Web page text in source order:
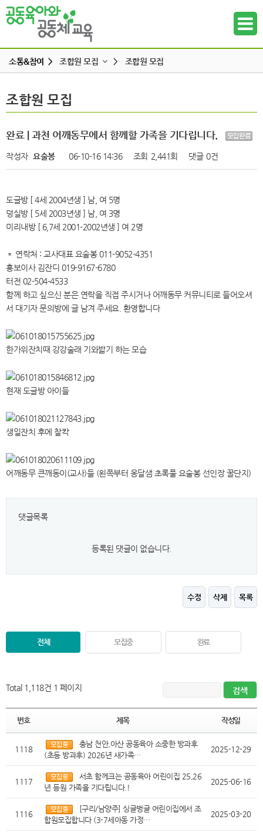
하위메뉴
하위메뉴
소통&참여 > 조합원 모집 >
공동육아 ing
터전 소식
교사모집/교사구직
알리고 싶어요
나도 한마디
조합원 모집
조합원 모집
완료 | 과천 어깨동무에서 함께할 가족을 기다립니다.
작성자 요술봉 06-10-16 14:36 조회 2,441회 댓글 0건
도글방 [ 4세 2004년생 ] 남, 여 5명
덩실방 [ 5세 2003년생 ] 남, 여 3명
미리내방 [ 6,7세 2001-2002년생 ] 여 2명
＊ 연락처 : 교사대표 요술봉 011-9052-4351
홍보이사 김잔디 019-9167-6780
터전 02-504-4533
함께 하고 싶으신 분은 연락을 직접 주시거나 어깨동무 커뮤니티로 들어오셔
서 대기자 문의방에 글 남겨 주세요. 환영합니다
한가위잔치때 강강술래 기와밟기 하는 모습
현재 도글방 아이들
생일잔치 후에 찰칵
어깨동무 큰깨동이(교사)들 (왼쪽부터 옹달샘 초록풀 요술봉 선인장 꿀단지)
댓글목록
등록된 댓글이 없습니다.
수정 삭제 목록
전체 모집중 완료
Total 1,118건 1 페이지
번호 제목 작성일
1118
충남 천안,아산 공동육아 소중한 방과후
(초등 방과후) 2026년 새가족…
2025-12-29
1117
서초 함께크는 공동육아 어린이집 25,26
년 등원 가족을 기다립니다.!
2025-06-16
1116
[구리/남양주] 싱글벙글 어린이집에서 조
합원모집합니다 (3-7세아동 가정…
2025-03-20